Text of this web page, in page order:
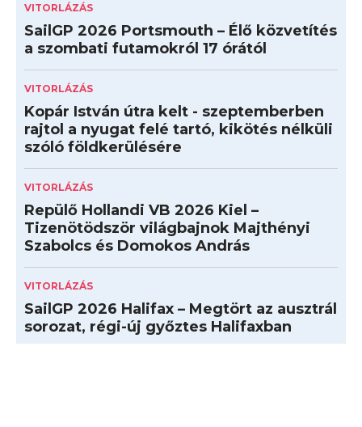
VITORLÁZÁS
SailGP 2026 Portsmouth – Élő közvetítés
a szombati futamokról 17 órától
VITORLÁZÁS
Kopár István útra kelt - szeptemberben
rajtol a nyugat felé tartó, kikötés nélküli
szóló földkerülésére
VITORLÁZÁS
Repülő Hollandi VB 2026 Kiel –
Tizenötödször világbajnok Majthényi
Szabolcs és Domokos András
VITORLÁZÁS
SailGP 2026 Halifax – Megtört az ausztrál
sorozat, régi-új győztes Halifaxban